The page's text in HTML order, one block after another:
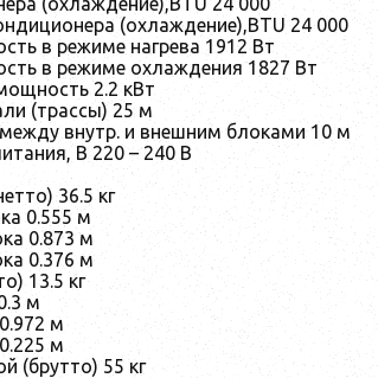
(охлаждение),BTU 24 000
в режиме нагрева 1912 Вт
в режиме охлаждения 1827 Вт
2.2 кВт
(трассы) 25 м
внутр. и внешним блоками 10 м
В 220 – 240 В
36.5 кг
0.555 м
0.873 м
0.376 м
13.5 кг
м
м
м
(брутто) 55 кг